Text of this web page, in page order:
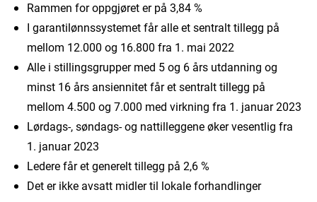
Rammen for oppgjøret er på 3,84 %
I garantilønnssystemet får alle et sentralt tillegg på
mellom 12.000 og 16.800 fra 1. mai 2022
Alle i stillingsgrupper med 5 og 6 års utdanning og
minst 16 års ansiennitet får et sentralt tillegg på
mellom 4.500 og 7.000 med virkning fra 1. januar 2023
Lørdags-, søndags- og nattilleggene øker vesentlig fra
1. januar 2023
Ledere får et generelt tillegg på 2,6 %
Det er ikke avsatt midler til lokale forhandlinger